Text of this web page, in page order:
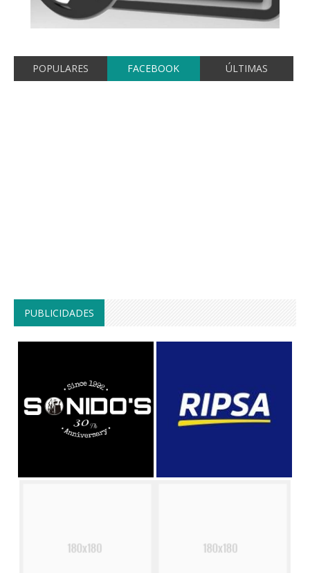
POPULARES FACEBOOK ÚLTIMAS
PUBLICIDADES